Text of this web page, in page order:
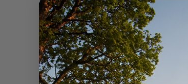
CHEMISE DE CHASSE HOMME
POLAIRE ROUGE
+20pointssur la carte
Disponible en livraison